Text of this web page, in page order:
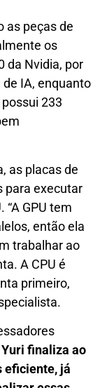
as peças de
os
da Nvidia, por
IA, enquanto
233
as placas de
para executar
GPU tem
então ela
trabalhar ao
A CPU é
primeiro,
Yuri finaliza ao
eficiente, já